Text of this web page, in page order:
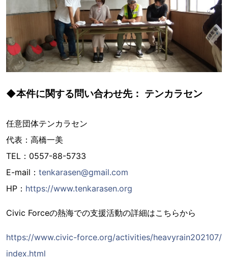
◆本件に関する問い合わせ先： テンカラセン
任意団体テンカラセン
代表：高橋一美
TEL：0557-88-5733
E-mail： tenkarasen@gmail.com
HP： https://www.tenkarasen.org
Civic Forceの熱海での支援活動の詳細はこちらから
https://www.civic-force.org/activities/heavyrain202107/
index.html